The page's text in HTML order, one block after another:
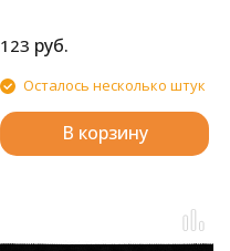
123 руб.
Осталось несколько штук
В корзину